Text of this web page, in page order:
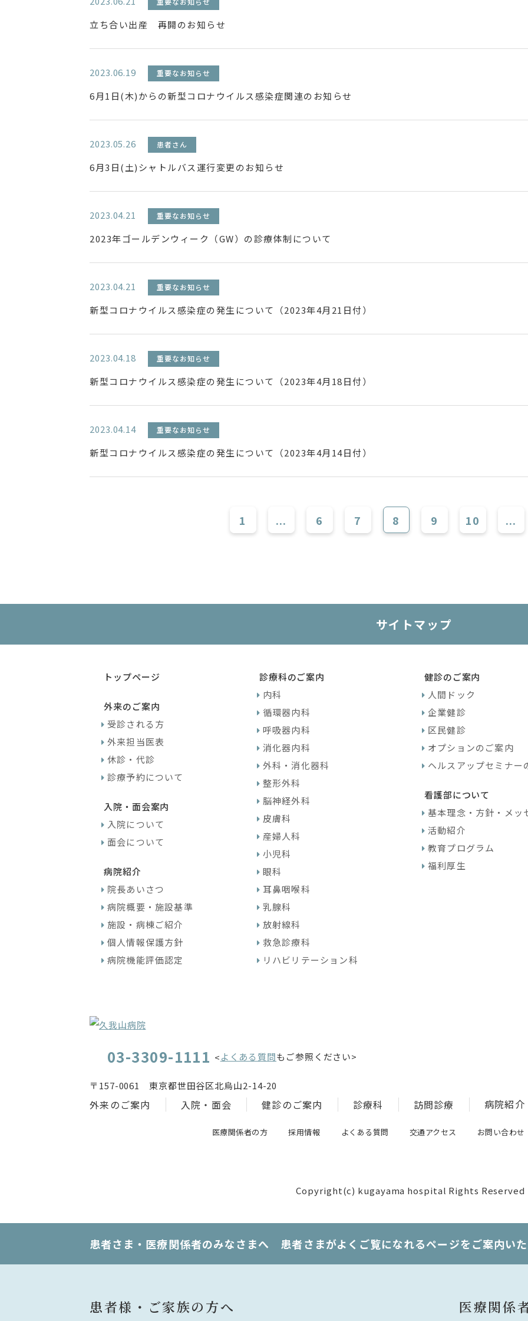
立ち合い出産 再開のお知らせ
2023.06.19 重要なお知らせ
6月1日(木)からの新型コロナウイルス感染症関連のお知らせ
2023.05.26 患者さん
6月3日(土)シャトルバス運行変更のお知らせ
2023.04.21 重要なお知らせ
2023年ゴールデンウィーク（GW）の診療体制について
2023.04.21 重要なお知らせ
新型コロナウイルス感染症の発生について（2023年4月21日付）
2023.04.18 重要なお知らせ
新型コロナウイルス感染症の発生について（2023年4月18日付）
2023.04.14 重要なお知らせ
新型コロナウイルス感染症の発生について（2023年4月14日付）
1 ... 6 7 8 9 10 ...
サイトマップ
トップページ
外来のご案内
受診される方
外来担当医表
休診・代診
診療予約について
入院・面会案内
入院について
面会について
病院紹介
院長あいさつ
病院概要・施設基準
施設・病棟ご紹介
個人情報保護方針
病院機能評価認定
診療科のご案内
内科
循環器内科
呼吸器内科
消化器内科
外科・消化器科
整形外科
脳神経外科
皮膚科
産婦人科
小児科
眼科
耳鼻咽喉科
乳腺科
放射線科
救急診療科
リハビリテーション科
健診のご案内
人間ドック
企業健診
区民健診
オプションのご案内
ヘルスアップセミナー
看護部について
基本理念・方針・メッ
活動紹介
教育プログラム
福利厚生
03-3309-1111 <よくある質問もご参照ください>
〒157-0061 東京都世田谷区北烏山2-14-20
外来のご案内 入院・面会 健診のご案内 診療科 訪問診療 病院紹介
医療関係者の方 採用情報 よくある質問 交通アクセス お問い合わせ
Copyright(c) kugayama hospital Rights Reserved
患者さま・医療関係者のみなさまへ 患者さまがよくご覧になれるページをご案内い
患者様・ご家族の方へ 医療関係